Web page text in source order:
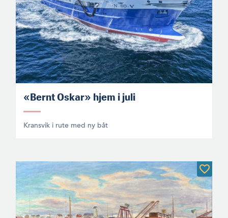
«Bernt Oskar» hjem i juli
Kransvik i rute med ny båt